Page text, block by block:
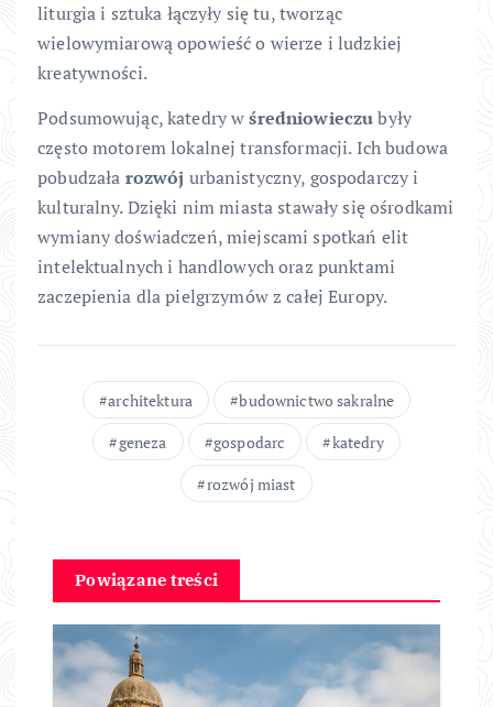
liturgia i sztuka łączyły się tu, tworząc
wielowymiarową opowieść o wierze i ludzkiej
kreatywności.
Podsumowując, katedry wśredniowieczubyły
często motorem lokalnej transformacji. Ich budowa
pobudzała rozwój urbanistyczny, gospodarczy i
kulturalny. Dzięki nim miasta stawały się ośrodkami
wymiany doświadczeń, miejscami spotkań elit
intelektualnych i handlowych oraz punktami
zaczepienia dla pielgrzymów z całej Europy.
architektura
budownictwo sakralne
geneza
gospodarc
katedry
rozwój miast
Powiązane treści